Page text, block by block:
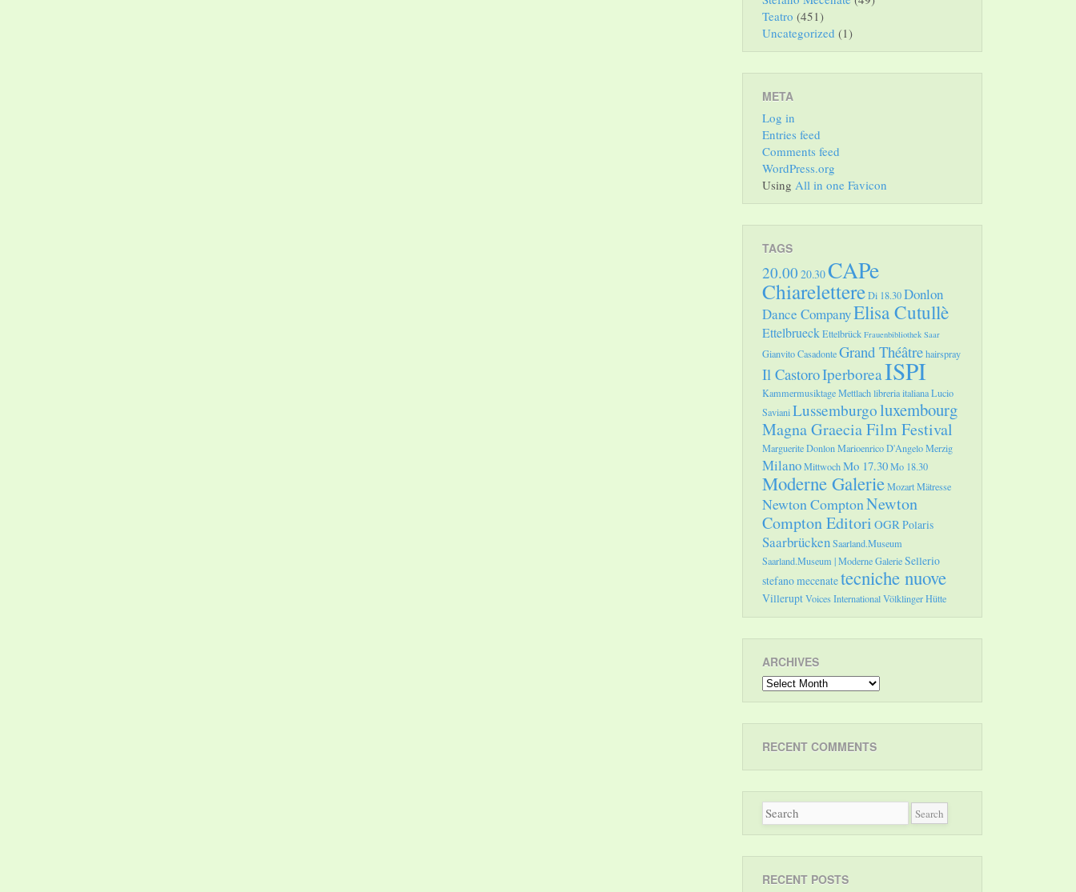
Teatro (451)
Uncategorized (1)
META
Log in
Entries feed
Comments feed
WordPress.org
Using All in one Favicon
TAGS
20.00 20.30CAPe
ChiarelettereDi 18.30Donlon
Dance CompanyElisa Cutullè
EttelbrueckEttelbrück Frauenbibliothek Saar
Gianvito CasadonteGrand Théâtrehairspray
Il CastoroIperboreaISPI
Kammermusiktage Mettlachlibreria italianaLucio
SavianiLussemburgoluxembourg
Magna Graecia Film Festival
Marguerite DonlonMarioenrico D'AngeloMerzig
MilanoMittwochMo 17.30Mo 18.30
Moderne GalerieMozartMätresse
Newton ComptonNewton
Compton Editori OGRPolaris
SaarbrückenSaarland.Museum
Saarland.Museum | Moderne GalerieSellerio
stefano mecenatetecniche nuove
VilleruptVoices InternationalVölklinger Hütte
ARCHIVES
Archives
RECENT COMMENTS
RECENT POSTS